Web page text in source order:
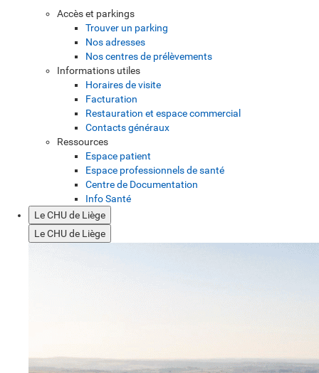
Accès et parkings
Trouver un parking
Nos adresses
Nos centres de prélèvements
Informations utiles
Horaires de visite
Facturation
Restauration et espace commercial
Contacts généraux
Ressources
Espace patient
Espace professionnels de santé
Centre de Documentation
Info Santé
Le CHU de Liège
Le CHU de Liège